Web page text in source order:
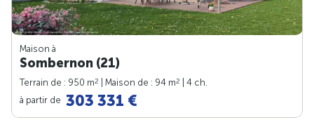
Maison à
Sombernon (21)
Terrain de : 950 m2 | Maison de : 94 m2
| 4 ch.
à partir de 303 331 €